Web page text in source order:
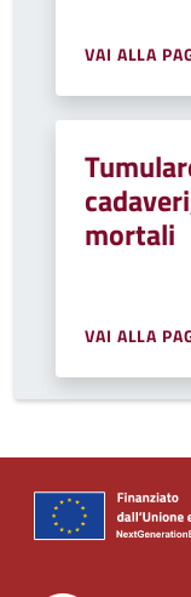
VAI ALLA
mortali
VAI ALLA